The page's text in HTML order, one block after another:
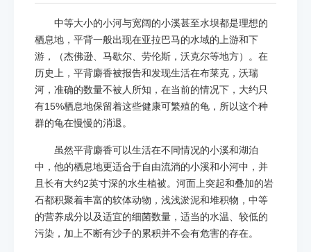
中等大小的小河与宽阔的小溪甚至水坝都是理想的
栖息地，平背一般出现在亚拉巴马的水域的上游和下
游，（杰佛逊、马歇尔、劳伦斯，沃克尔等地方）。在
历史上，平背麝香被报告和发现生活在布莱克，沃瑞
河，准确的数量不被人所知，在当前的情况下，大约只
有15%栖息地保留着这些健康可繁殖的龟，所以这个种
群的龟在慢慢的消退。
虽然平背麝香可以生活在不同情况的小溪和湖泊
中，他的栖息地更适合于自由流淌的小溪和小河中，并
且长有大约2英寸深的水生植被。河面上突起和叠加的岩
石都积聚着丰富的软体动物，浅浅淤泥和堆积物，中等
的营养成分以及适宜的细菌数量，适当的水温、较低的
污染，加上不断有沙子的累积并不会有危害的存在。